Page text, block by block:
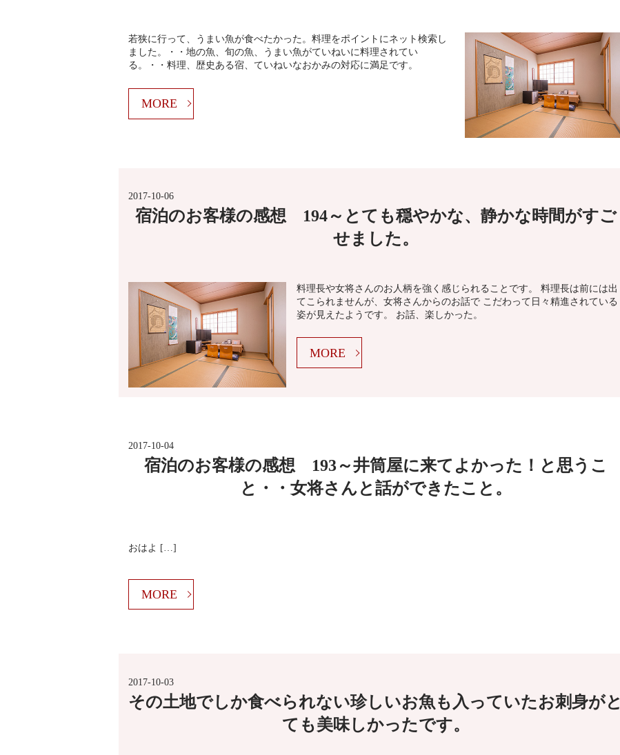
若狭に行って、うまい魚が食べたかった。料理をポイントにネット検索し
ました。・・地の魚、旬の魚、うまい魚がていねいに料理されてい
る。・・料理、歴史ある宿、ていねいなおかみの対応に満足です。
MORE
2017-10-06
宿泊のお客様の感想 194～とても穏やかな、静かな時間がすご
せました。
料理長や女将さんのお人柄を強く感じられることです。 料理長は前には出
てこられませんが、女将さんからのお話で こだわって日々精進されている
姿が見えたようです。 お話、楽しかった。
MORE
2017-10-04
宿泊のお客様の感想 193～井筒屋に来てよかった！と思うこ
と・・女将さんと話ができたこと。
おはよ […]
MORE
2017-10-03
その土地でしか食べられない珍しいお魚も入っていたお刺身がと
ても美味しかったです。